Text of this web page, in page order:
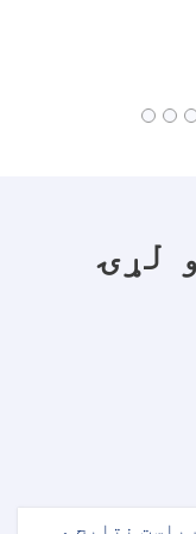
لړۍ
نتایج و